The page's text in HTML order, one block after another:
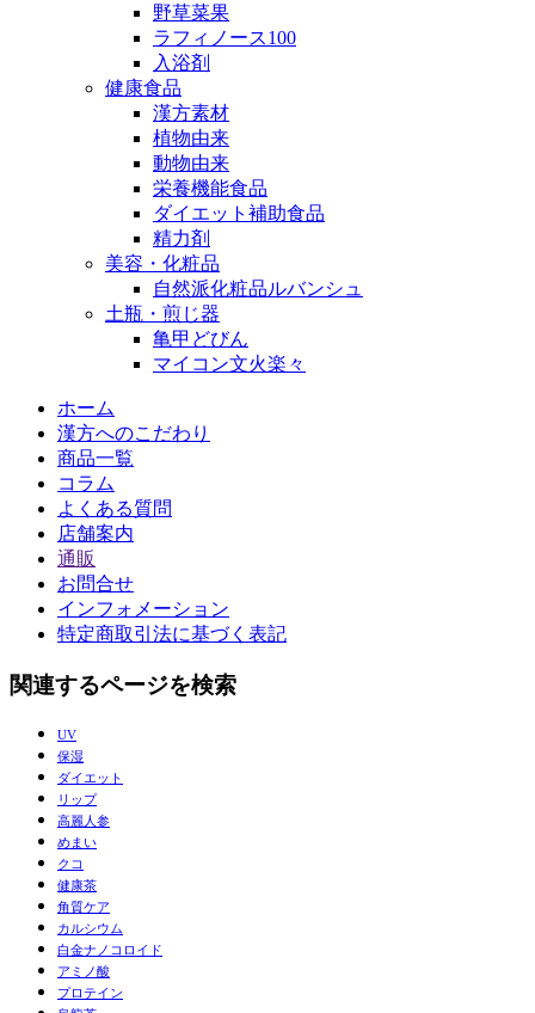
野草菜果
ラフィノース100
入浴剤
健康食品
漢方素材
植物由来
動物由来
栄養機能食品
ダイエット補助食品
精力剤
美容・化粧品
自然派化粧品ルバンシュ
土瓶・煎じ器
亀甲どびん
マイコン文火楽々
ホーム
漢方へのこだわり
商品一覧
コラム
よくある質問
店舗案内
通販
お問合せ
インフォメーション
特定商取引法に基づく表記
関連するページを検索
UV
保湿
ダイエット
リップ
高麗人参
めまい
クコ
健康茶
角質ケア
カルシウム
白金ナノコロイド
アミノ酸
プロテイン